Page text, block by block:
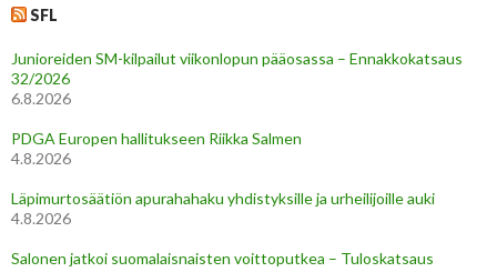
SFL
Junioreiden SM-kilpailut viikonlopun pääosassa – Ennakkokatsaus
32/2026
6.8.2026
PDGA Europen hallitukseen Riikka Salmen
4.8.2026
Läpimurtosäätiön apurahahaku yhdistyksille ja urheilijoille auki
4.8.2026
Salonen jatkoi suomalaisnaisten voittoputkea – Tuloskatsaus